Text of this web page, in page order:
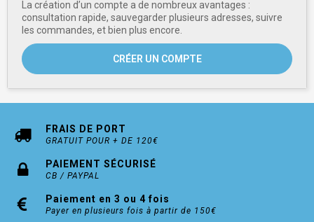
La création d’un compte a de nombreux avantages :
consultation rapide, sauvegarder plusieurs adresses, suivre
les commandes, et bien plus encore.
CRÉER UN COMPTE
FRAIS DE PORT
GRATUIT POUR + DE 120€
PAIEMENT SÉCURISÉ
CB / PAYPAL
Paiement en 3 ou 4 fois
Payer en plusieurs fois à partir de 150€